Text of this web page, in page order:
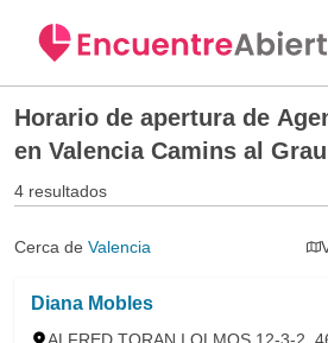
Horario de apertura de
en Valencia Camins al Grau
4 resultados
Cerca de Valencia
Diana Mobles